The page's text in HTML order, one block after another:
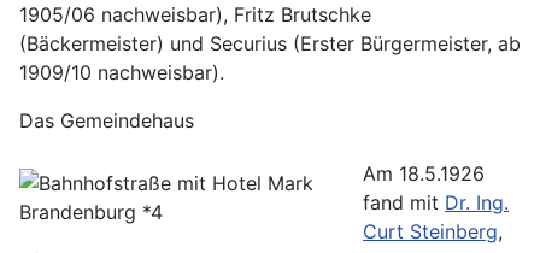
1905/06 nachweisbar), Fritz Brutschke
(Bäckermeister) und Securius (Erster Bürgermeister, ab
1909/10 nachweisbar).
Das Gemeindehaus
Am 18.5.1926
fand mit Dr. Ing.
Curt Steinberg,